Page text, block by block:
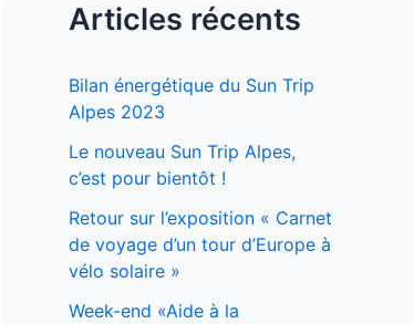
Articles récents
Bilan énergétique du Sun Trip
Alpes 2023
Le nouveau Sun Trip Alpes,
c’est pour bientôt !
Retour sur l’exposition « Carnet
de voyage d’un tour d’Europe à
vélo solaire »
Week-end «Aide à la